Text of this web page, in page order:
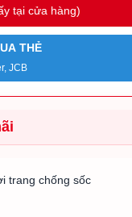
tại cửa hàng)
THẺ
JCB
trang chống sốc